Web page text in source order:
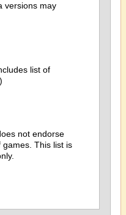
versions may
list of
not endorse
This list is